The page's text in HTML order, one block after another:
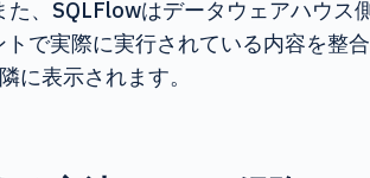
、SQLFlowはデータウェアハウ
で実際に実行されている内容を整
に表示されます。